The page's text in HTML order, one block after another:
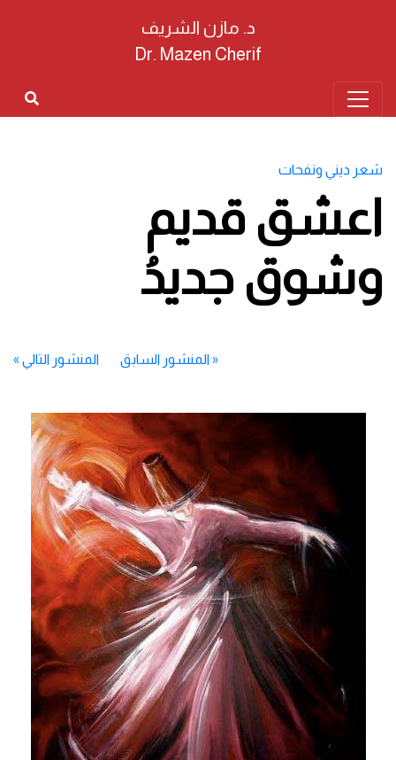
د. مازن الشريف
Dr. Mazen Cherif
شعر ديني ونفحات
اعشق قديم
وشوق جديدُ
«المنشور السابق المنشور التالي »